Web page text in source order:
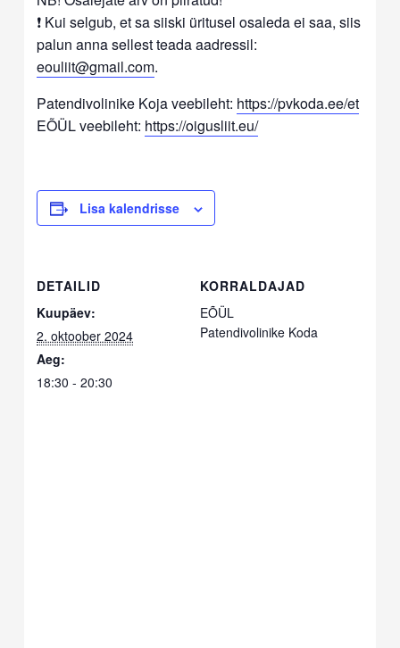
❗ Kui selgub, et sa siiski üritusel osaleda ei saa, siis
palun anna sellest teada aadressil:
eouliit@gmail.com.
Patendivolinike Koja veebileht: https://pvkoda.ee/et
EÕÜL veebileht: https://oigusliit.eu/
Lisa kalendrisse
DETAILID
Kuupäev:
2. oktoober 2024
Aeg:
18:30 - 20:30
KORRALDAJAD
EÕÜL
Patendivolinike Koda